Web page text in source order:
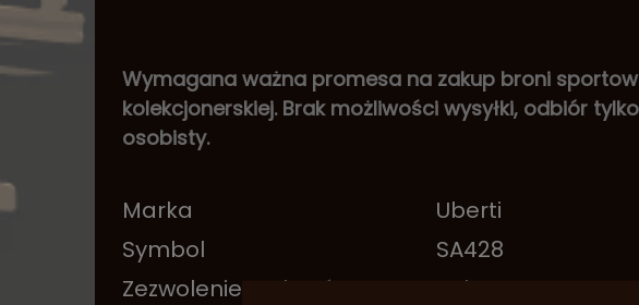
Wymagana ważna promesa na zakup broni
kolekcjonerskiej. Brak możliwości wysyłki, odbiór
osobisty.
Marka
Uberti
Symbol
SA428
Zezwolenie na broń
Tak